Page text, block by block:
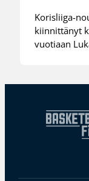
Korisliiga-
kiinnittänyt
vuotiaan